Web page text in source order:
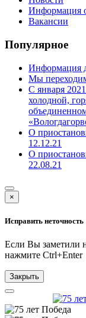
Информация
Вакансии
Популярное
Информация
Мы
С января
холодной,
О
12.12.21
О
22.08.21
×
Исправить неточность
Если Вы заметили
нажмите Ctrl+Enter
Закрыть